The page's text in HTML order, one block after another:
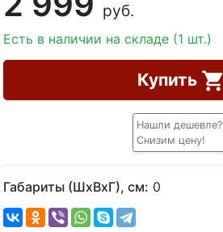
руб.
Есть в наличии на складе (1 шт.)
Купить
Нашли дешевле?
Снизим цену!
Габариты (ШхВхГ), см: 0